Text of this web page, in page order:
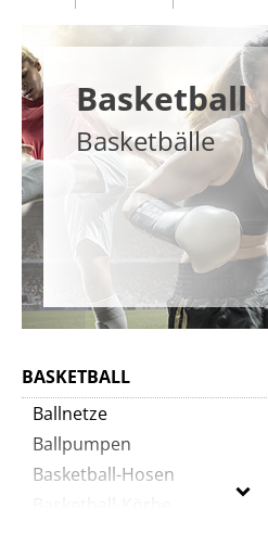
Basketball
Basketbälle
BASKETBALL
Ballnetze
Ballpumpen
Basketball-Hosen